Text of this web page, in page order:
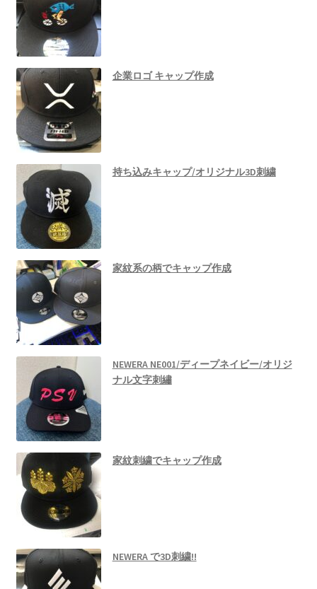
企業ロゴ キャップ作成
持ち込みキャップ/オリジナル3D刺繍
家紋系の柄でキャップ作成
NEWERA NE001/ディープネイビー/オリジ
ナル文字刺繡
家紋刺繍でキャップ作成
NEWERA で3D刺繍!!